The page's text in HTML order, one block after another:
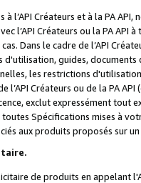
l’API Créateurs et à la PA
l’API Créateurs ou la PA
Dans le cadre de l’API
d'utilisation, guides,
les restrictions
Créateurs ou de la PA
exclut expressément tout
Spécifications mises à
aux produits proposés sur
de produits en appelant